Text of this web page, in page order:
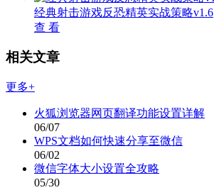
经典射击游戏反恐精英实战策略v1.6
查 看
相关文章
更多+
火狐浏览器网页翻译功能设置详解
06/07
WPS文档如何快速分享至微信
06/02
微信字体大小设置全攻略
05/30